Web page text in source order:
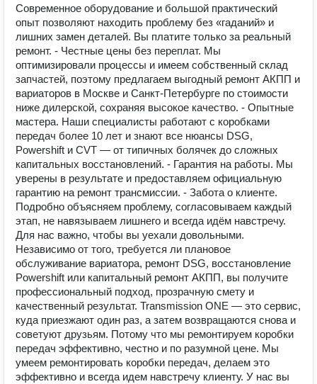
Современное оборудование и большой практический
опыт позволяют находить проблему без «гаданий» и
лишних замен деталей. Вы платите только за реальный
ремонт. - Честные цены без переплат. Мы
оптимизировали процессы и имеем собственный склад
запчастей, поэтому предлагаем выгодный ремонт АКПП и
вариаторов в Москве и Санкт-Петербурге по стоимости
ниже дилерской, сохраняя высокое качество. - Опытные
мастера. Наши специалисты работают с коробками
передач более 10 лет и знают все нюансы DSG,
Powershift и CVT — от типичных болячек до сложных
капитальных восстановлений. - Гарантия на работы. Мы
уверены в результате и предоставляем официальную
гарантию на ремонт трансмиссии. - Забота о клиенте.
Подробно объясняем проблему, согласовываем каждый
этап, не навязываем лишнего и всегда идём навстречу.
Для нас важно, чтобы вы уехали довольными.
Независимо от того, требуется ли плановое
обслуживание вариатора, ремонт DSG, восстановление
Powershift или капитальный ремонт АКПП, вы получите
профессиональный подход, прозрачную смету и
качественный результат. Transmission ONE — это сервис,
куда приезжают один раз, а затем возвращаются снова и
советуют друзьям. Потому что мы ремонтируем коробки
передач эффективно, честно и по разумной цене. Мы
умеем ремонтировать коробки передач, делаем это
эффективно и всегда идем навстречу клиенту. У нас вы